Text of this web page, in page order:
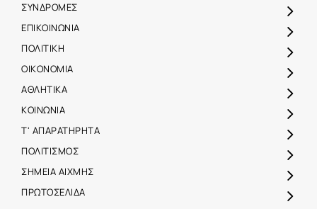
ΣΥΝΔΡΟΜΕΣ
ΕΠΙΚΟΙΝΩΝΙΑ
ΠΟΛΙΤΙΚΗ
ΟΙΚΟΝΟΜΙΑ
ΑΘΛΗΤΙΚΑ
ΚΟΙΝΩΝΙΑ
Τ' ΑΠΑΡΑΤΗΡΗΤΑ
ΠΟΛΙΤΙΣΜΟΣ
ΣΗΜΕΙΑ ΑΙΧΜΗΣ
ΠΡΩΤΟΣΕΛΙΔΑ